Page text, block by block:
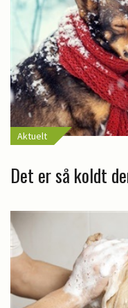
Aktuelt
Det er så koldt